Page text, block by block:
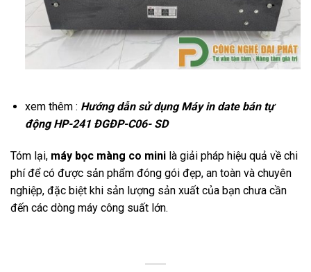
xem thêm : Hướng dẫn sử dụng Máy in date bán tự
động HP-241 ĐGĐP-C06- SD
Tóm lại, máy bọc màng co mini là giải pháp hiệu quả về chi
phí để có được sản phẩm đóng gói đẹp, an toàn và chuyên
nghiệp, đặc biệt khi sản lượng sản xuất của bạn chưa cần
đến các dòng máy công suất lớn.